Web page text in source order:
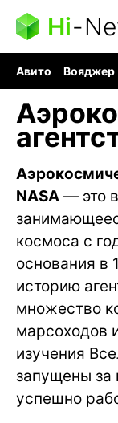
Hi-
Авито Вояджер
NASA — это
космоса с
основания в
историю
множество
марсоходов
изучения
запущены за
успешно